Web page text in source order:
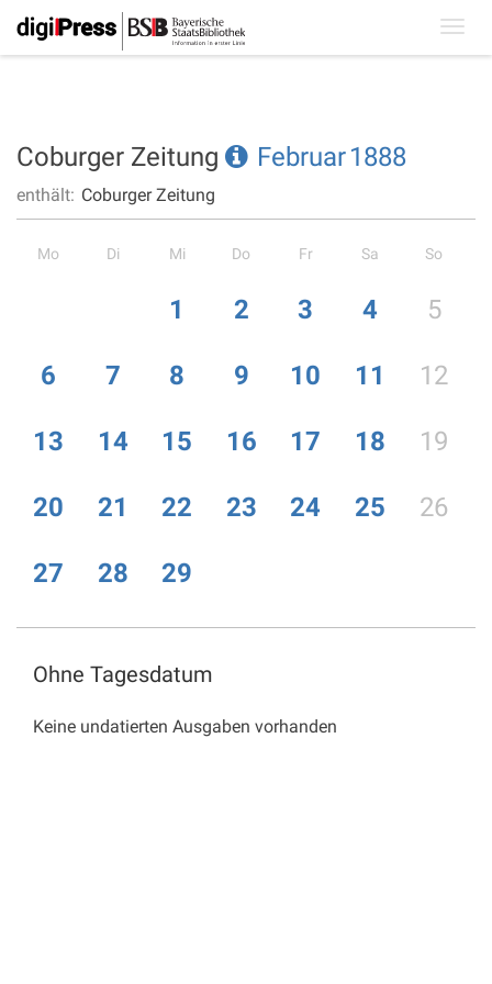
Coburger Zeitung Februar1888
enthält: Coburger Zeitung
Mo Di Mi Do Fr Sa So
1 2 3 4 5
6 7 8 9 10 11 12
13 14 15 16 17 18 19
20 21 22 23 24 25 26
27 28 29
Ohne Tagesdatum
Keine undatierten Ausgaben vorhanden